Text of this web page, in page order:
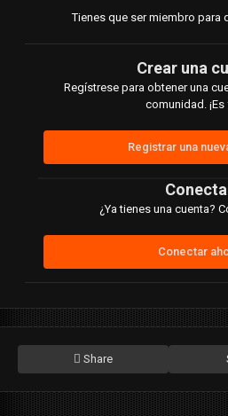
Tienes que ser miembro para
Crear una
Regístrese para obtener una
comunidad.
Registrar una
¿Ya tienes una cuenta?
Conectar
Share